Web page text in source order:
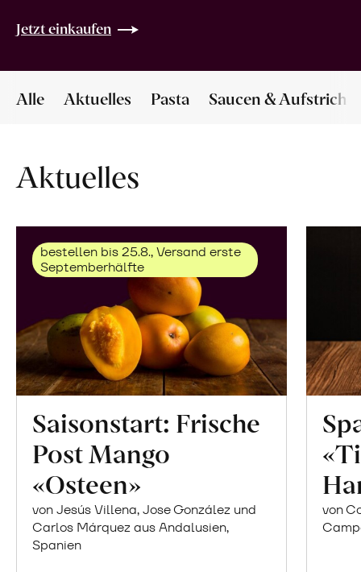
Jetzt einkaufen
Alle Aktuelles Pasta Saucen & Aufstriche
Aktuelles
bestellen bis 25.8., Versand erste
Septemberhälfte
Saisonstart: Frische
Post Mango
«Osteen»
von Jesús Villena, Jose González und
Carlos Márquez aus Andalusien,
Spanien
von